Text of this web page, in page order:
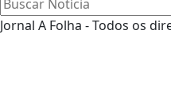
Jornal A Folha - Todos os
Esse site utiliza cookies
experiência de